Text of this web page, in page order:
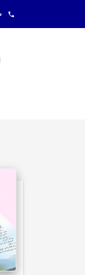
021-43313